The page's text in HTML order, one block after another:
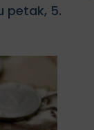
petak, 5.